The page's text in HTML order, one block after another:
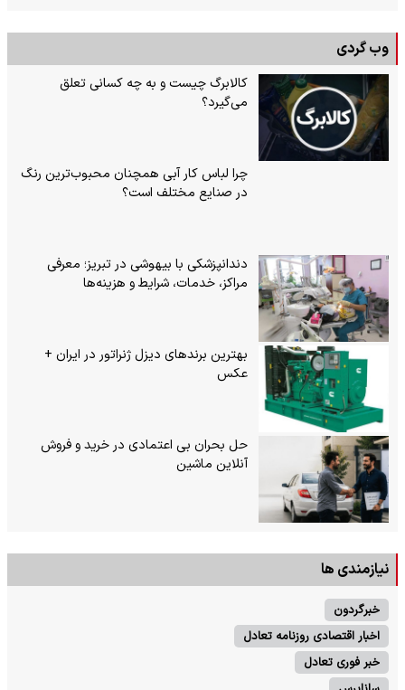
وب گردی
کالابرگ چیست و به چه کسانی تعلق
می‌گیرد؟
چرا لباس کار آبی همچنان محبوب‌ترین رنگ
در صنایع مختلف است؟
دندانپزشکی با بیهوشی در تبریز؛ معرفی
مراکز، خدمات، شرایط و هزینه‌ها
بهترین برندهای دیزل ژنراتور در ایران +
عکس
حل بحران بی‌ اعتمادی در خرید و فروش
آنلاین ماشین
نیازمندی ها
خبرگردون
اخبار اقتصادی روزنامه تعادل
خبر فوری تعادل